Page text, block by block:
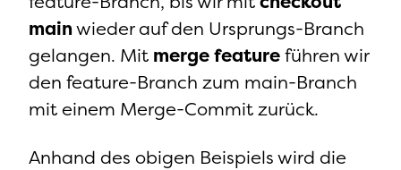
mainwieder auf den Ursprungs-Branch
gelangen. Mit merge featureführen wir
den feature-Branch zum main-Branch
mit einem Merge-Commit zurück.
Anhand des obigen Beispiels wird die